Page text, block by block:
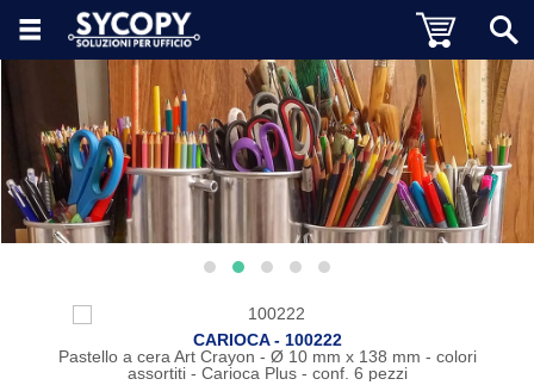
CARIOCA - 100222
Pastello a cera Art Crayon - Ø 10 mm x 138 mm - colori
assortiti - Carioca Plus - conf. 6 pezzi